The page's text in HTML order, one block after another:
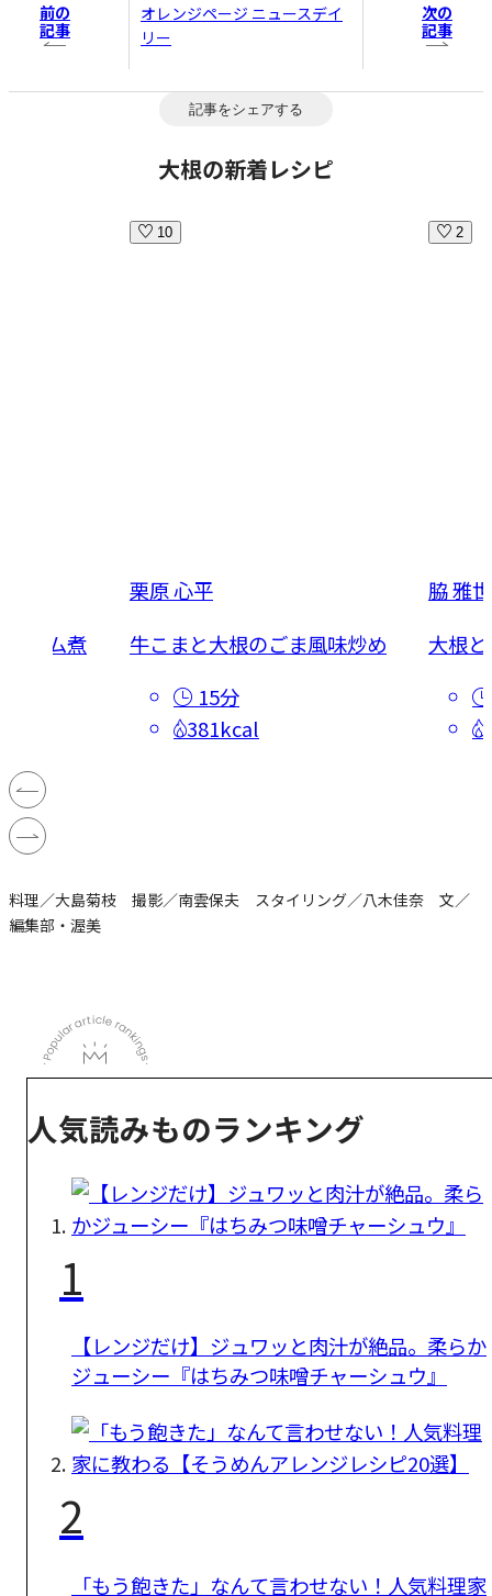
前の
記事
オレンジページ ニュースデイ
リー
次の
記事
記事をシェアする
大根の新着レシピ
リーム煮
10
栗原 心平
牛こまと大根のごま風味炒め
15分
381kcal
2
脇 雅世
大根
料理／大島菊枝 撮影／南雲保夫 スタイリング／八木佳奈 文／
編集部・渥美
人気読みものランキング
1
【レンジだけ】ジュワッと肉汁が絶品。柔らか
ジューシー『はちみつ味噌チャーシュウ』
2
「もう飽きた」なんて言わせない！人気料理家